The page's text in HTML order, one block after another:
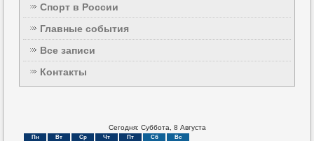
Спорт в России
Главные события
Все записи
Контакты
Сегодня: Суббота, 8 Августа
Пн Вт Ср Чт Пт Сб Вс